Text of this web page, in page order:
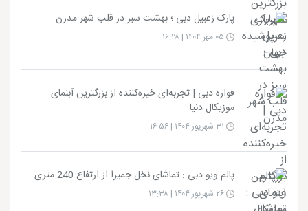
پارک زعبیل دبی ؛ بهشت سبز در قلب شهر مدرن
فواره دبی | تجربه‌ای خیره‌کننده از بزرگترین آبنمای
موزیکال دنیا
پالم ویو دبی : تماشای نخل جمیرا از ارتفاع 240 متری